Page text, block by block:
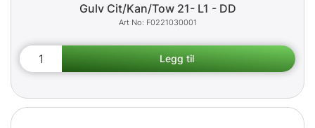
Gulv Cit/Kan/Tow 21- L1 - DD
F0221030001